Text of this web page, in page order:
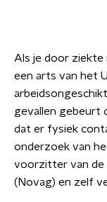
Als je door
een arts van het
gevallen gebeurt
dat er fysiek
onderzoek van
voorzitter van de
(Novag) en zelf